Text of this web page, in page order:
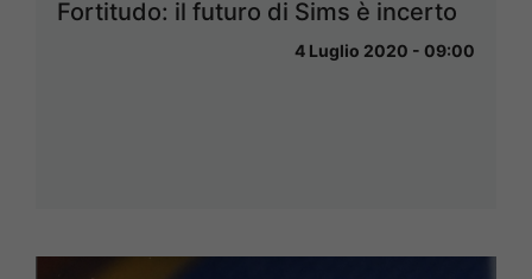
Fortitudo: il futuro di Sims è incerto
4 Luglio 2020 - 09:00